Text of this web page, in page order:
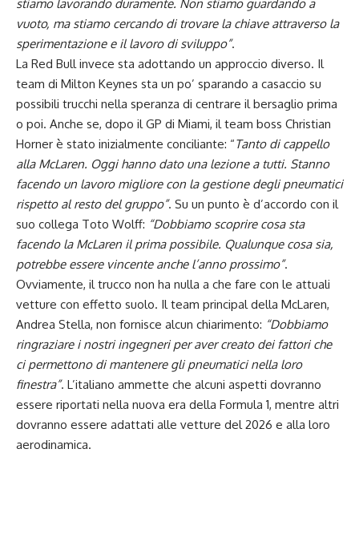
stiamo lavorando duramente. Non stiamo guardando a
vuoto, ma stiamo cercando di trovare la chiave attraverso la
sperimentazione e il lavoro di sviluppo”.
La Red Bull invece sta adottando un approccio diverso. Il
team di Milton Keynes sta un po’ sparando a casaccio su
possibili trucchi nella speranza di centrare il bersaglio prima
o poi. Anche se, dopo il GP di Miami, il team boss Christian
Horner è stato inizialmente conciliante: “Tanto di cappello
alla McLaren. Oggi hanno dato una lezione a tutti. Stanno
facendo un lavoro migliore con la gestione degli pneumatici
rispetto al resto del gruppo”. Su un punto è d’accordo con il
suo collega Toto Wolff: “Dobbiamo scoprire cosa sta
facendo la McLaren il prima possibile. Qualunque cosa sia,
potrebbe essere vincente anche l’anno prossimo”.
Ovviamente, il trucco non ha nulla a che fare con le attuali
vetture con effetto suolo. Il team principal della McLaren,
Andrea Stella, non fornisce alcun chiarimento: “Dobbiamo
ringraziare i nostri ingegneri per aver creato dei fattori che
ci permettono di mantenere gli pneumatici nella loro
finestra”. L’italiano ammette che alcuni aspetti dovranno
essere riportati nella nuova era della Formula 1, mentre altri
dovranno essere adattati alle vetture del 2026 e alla loro
aerodinamica.